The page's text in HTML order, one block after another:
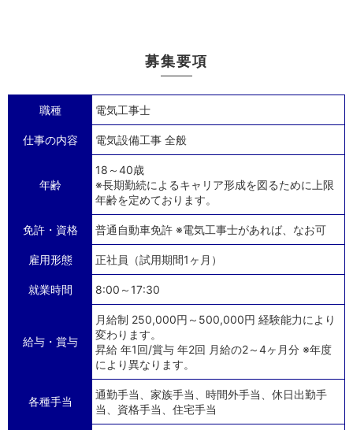
募集要項
職種 電気工事士
仕事の内容 電気設備工事 全般
年齢
18～40歳
※長期勤続によるキャリア形成を図るために上限
年齢を定めております。
免許・資格 普通自動車免許 ※電気工事士があれば、なお可
雇用形態 正社員（試用期間1ヶ月）
就業時間 8:00～17:30
給与・賞与
月給制 250,000円～500,000円 経験能力により
変わります。
昇給 年1回/賞与 年2回 月給の2～4ヶ月分 ※年度
により異なります。
各種手当
通勤手当、家族手当、時間外手当、休日出勤手
当、資格手当、住宅手当